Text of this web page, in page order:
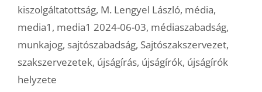
kiszolgáltatottság, M. Lengyel László, média,
media1 , media1 2024-06-03, médiaszabadság,
munkajog, sajtószabadság, Sajtószakszervezet,
szakszervezetek, újságírás, újságírók, újságírók
helyzete